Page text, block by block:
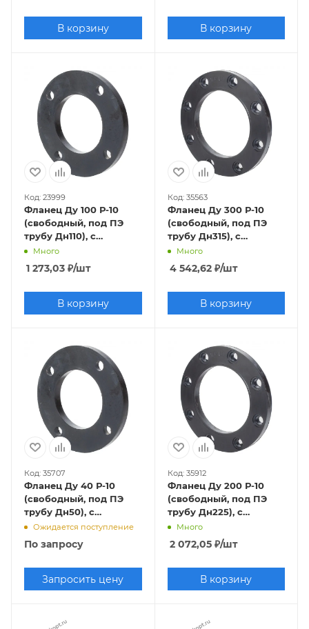
В корзину В корзину
Код: 23999
Фланец Ду 100 Р-10
(свободный, под ПЭ
трубу Дн110), с
полимерным
покрытием
Много
1 273,03 ₽/шт
В корзину
Код: 35563
Фланец Ду 300 Р-10
(свободный, под ПЭ
трубу Дн315), с
полимерным
покрытием
Много
4 542,62₽/шт
В корзину
Код: 35707
Фланец Ду 40 Р-10
(свободный, под ПЭ
трубу Дн50), с
полимерным
Ожидается поступление
По запросу
Запросить цену
Код: 35912
Фланец Ду 200 Р-10
(свободный, под ПЭ
трубу Дн225), с
полимерным
покрытием
Много
2 072,05₽/шт
В корзину